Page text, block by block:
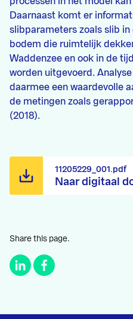
Daarnaast komt er
slibparameters zoals slib
bodem die ruimtelijk
Waddenzee en ook in de
worden uitgevoerd.
daarmee een waardevolle
de metingen zoals
(2018).
Naar digitaal
11205229_001.pdf
Share this page.